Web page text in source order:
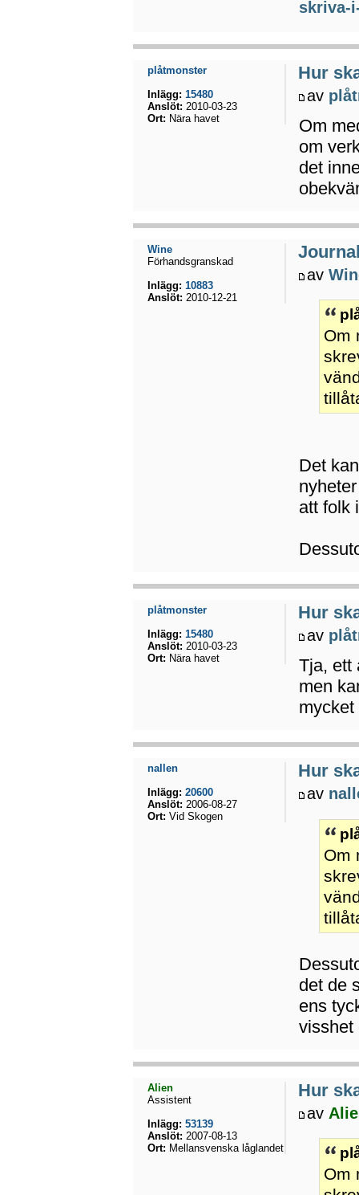
skriva-
Hur
av
Om
om
det
plåtmonster
Inlägg: 15480
Anslöt: 2010-03-23
Ort: Nära havet
av
Om
Det
att folk
Wine
Förhandsgranskad
Inlägg: 10883
Anslöt: 2010-12-21
Hur
av
Tja, ett
men
mycket
plåtmonster
Inlägg: 15480
Anslöt: 2010-03-23
Ort: Nära havet
Hur
av
Om
det de
ens
visshet
nallen
Inlägg: 20600
Anslöt: 2006-08-27
Ort: Vid Skogen
Hur
av
Om
Alien
Assistent
Inlägg: 53139
Anslöt: 2007-08-13
Ort: Mellansvenska låglandet